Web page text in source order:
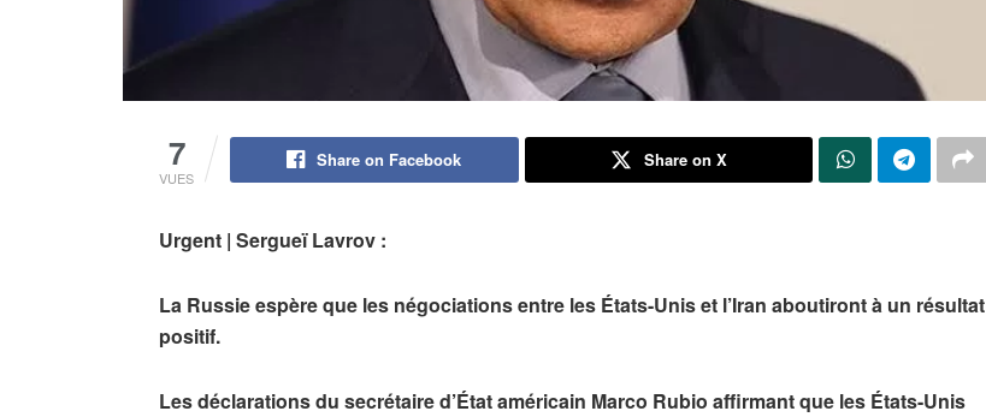
7
VUES
Share on Facebook Share on X
Urgent | Sergueï Lavrov :
La Russie espère que les négociations entre les États-Unis et l’Iran aboutiront à un résultat
positif.
Les déclarations du secrétaire d’État américain Marco Rubio affirmant que les États-Unis